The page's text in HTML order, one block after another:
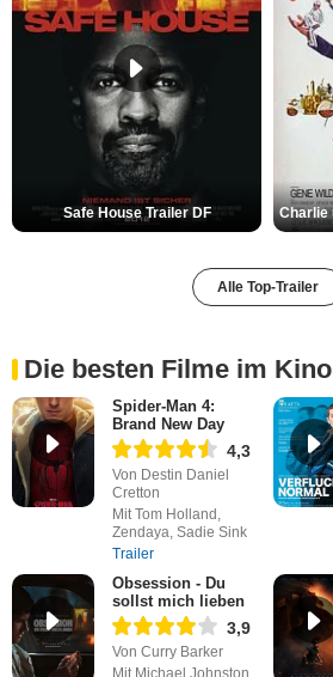
Safe House Trailer DF
Alle Top-Trailer
Die besten Filme im Kino
Spider-Man 4:
Brand New Day
4,3
Von Destin Daniel
Cretton
Mit Tom Holland,
Zendaya, Sadie Sink
Trailer
Obsession - Du
sollst mich lieben
3,9
Von Curry Barker
Mit Michael Johnston